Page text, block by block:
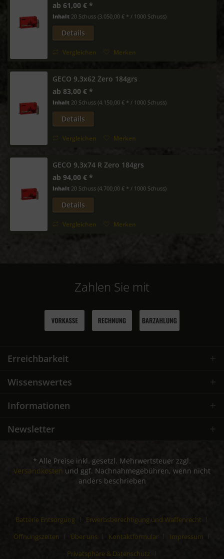
ab 61,00 € *
Inhalt 20 Schuss (3.050,00 € * / 1000 Schuss)
Details
Vergleichen Merken
GECO 9,3x62 Zero 184grs
ab 83,00 € *
Inhalt 20 Schuss (4.150,00 € * / 1000 Schuss)
Details
Vergleichen Merken
GECO 9,3x74 R Zero 184grs
ab 94,00 € *
Inhalt 20 Schuss (4.700,00 € * / 1000 Schuss)
Details
Vergleichen Merken
Zahlen Sie mit
Erreichbarkeit
Wissenswertes
Informationen
Newsletter
* Alle Preise inkl. gesetzl. Mehrwertsteuer zzgl.
Versandkosten und ggf. Nachnahmegebühren, wenn nicht
anders beschrieben
Batterie Entsorgung
Erwerbsberechtigung und Waffenrecht
Öffnungszeiten
Über uns Kontaktformular
Impressum
Privatsphäre & Datenschutz